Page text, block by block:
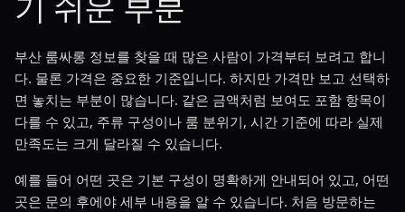
부산 룸싸롱 정보를 찾을 때 많은 사람이 가격부터 보려고 합니
다. 물론 가격은 중요한 기준입니다. 하지만 가격만 보고 선택하
면 놓치는 부분이 많습니다. 같은 금액처럼 보여도 포함 항목이
다를 수 있고, 주류 구성이나 룸 분위기, 시간 기준에 따라 실제
만족도는 크게 달라질 수 있습니다.
예를 들어 어떤 곳은 기본 구성이 명확하게 안내되어 있고, 어떤
곳은 문의 후에야 세부 내용을 알 수 있습니다. 처음 방문하는